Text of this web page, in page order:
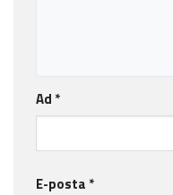
Ad *
E-posta *